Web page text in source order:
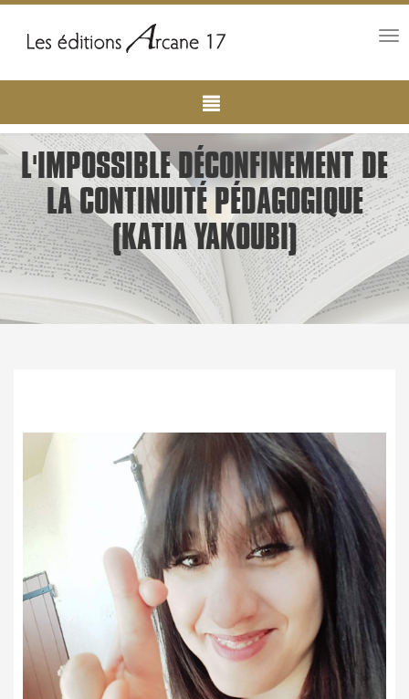
contenu
principal
navigation
L'IMPOSSIBLE DÉCONFINEMENT DE
LA CONTINUITÉ PÉDAGOGIQUE
(KATIA YAKOUBI)